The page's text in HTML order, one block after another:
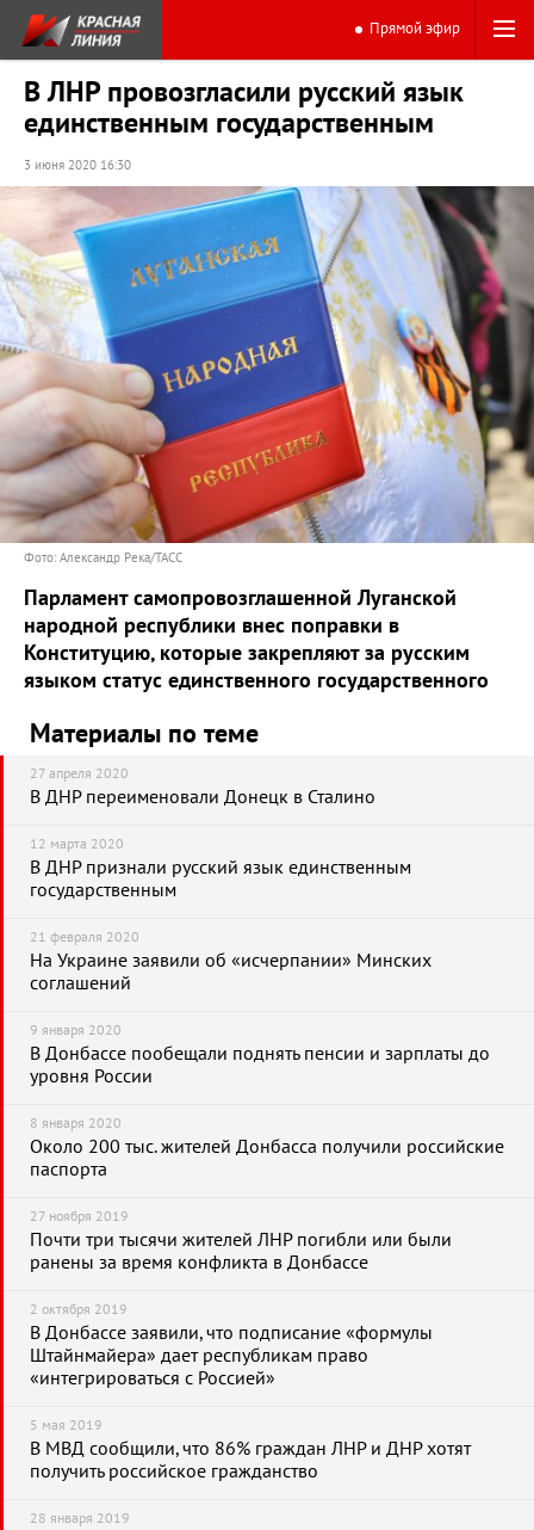
Прямой эфир
В ЛНР провозгласили русский язык
единственным государственным
3 июня 2020 16:30
Фото: Александр Река/ТАСС
Парламент самопровозглашенной Луганской
народной республики внес поправки в
Конституцию, которые закрепляют за русским
языком статус единственного государственного
Материалы по теме
27 апреля 2020
В ДНР переименовали Донецк в Сталино
12 марта 2020
В ДНР признали русский язык единственным
государственным
21 февраля 2020
На Украине заявили об «исчерпании» Минских
соглашений
9 января 2020
В Донбассе пообещали поднять пенсии и зарплаты до
уровня России
8 января 2020
Около 200 тыс. жителей Донбасса получили российские
паспорта
27 ноября 2019
Почти три тысячи жителей ЛНР погибли или были
ранены за время конфликта в Донбассе
2 октября 2019
В Донбассе заявили, что подписание «формулы
Штайнмайера» дает республикам право
«интегрироваться с Россией»
5 мая 2019
В МВД сообщили, что 86% граждан ЛНР и ДНР хотят
получить российское гражданство
28 января 2019